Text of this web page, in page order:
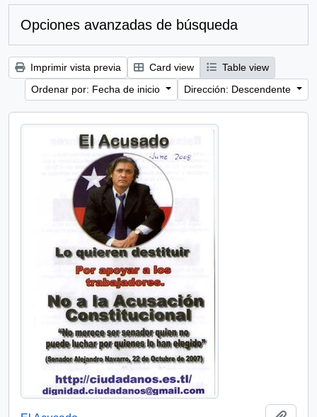
Opciones avanzadas de búsqueda
Imprimir vista previa Card view
Table view
Ordenar por: Fecha de inicio
Dirección: Descendente